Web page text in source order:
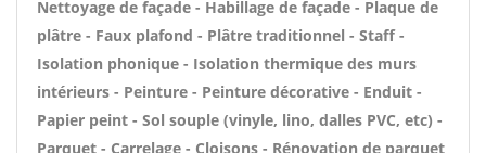
Nettoyage de façade - Habillage de façade - Plaque de
plâtre - Faux plafond - Plâtre traditionnel - Staff -
Isolation phonique - Isolation thermique des murs
intérieurs - Peinture - Peinture décorative - Enduit -
Papier peint - Sol souple (vinyle, lino, dalles PVC, etc) -
Parquet - Carrelage - Cloisons - Rénovation de parquet